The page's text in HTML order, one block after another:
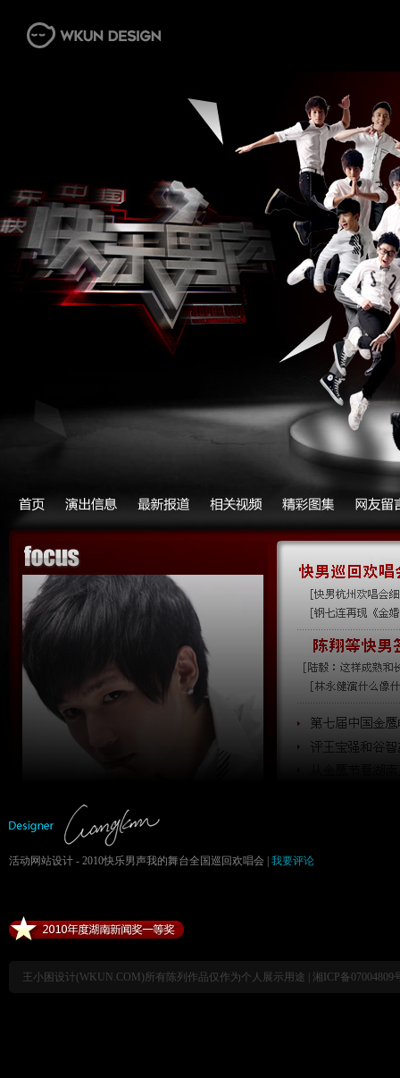
活动网站设计 - 2010快乐男声我的舞台全国巡回欢唱会 | 我要评论
王小困设计(WKUN.COM)所有陈列作品仅作为个人展示用途 | 湘ICP备07004809